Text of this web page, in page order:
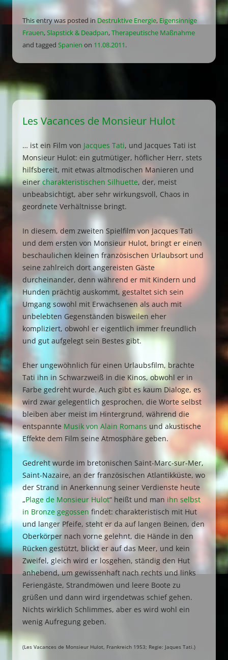
This entry was posted inDestruktive Energie, Eigensinnige
Frauen,Slapstick & Deadpan,Therapeutische Maßnahme
and tagged Spanien on 11.08.2011.
Les Vacances de Monsieur Hulot
… ist ein Film von Jacques Tati, und Jacques Tati ist
Monsieur Hulot: ein gutmütiger, höflicher Herr, stets
hilfsbereit, mit etwas altmodischen Manieren und
einercharakteristischen Silhuette, der, meist
unbeabsichtigt, aber sehr wirkungsvoll, Chaos in
geordnete Verhältnisse bringt.
In diesem, dem zweiten Spielfilm von Jacques Tati
und dem ersten von Monsieur Hulot, bringt er einen
beschaulichen kleinen französischen Urlaubsort und
seine zahlreich dort angereisten Gäste
durcheinander, denn während er mit Kindern und
Hunden prächtig auskommt, gestaltet sich sein
Umgang sowohl mit Erwachsenen als auch mit
unbelebten Gegenständen bisweilen eher
kompliziert, obwohl er eigentlich immer freundlich
und gut aufgelegt sein Bestes gibt.
Eher ungewöhnlich für einen Urlaubsfilm, brachte
Tati ihn in Schwarzweiß in die Kinos, obwohl er in
Farbe gedreht wurde. Auch gibt es kaum Dialoge, es
wird zwar gelegentlich gesprochen, die Worte selbst
bleiben aber meist im Hintergrund, während die
entspannte Musik von Alain Romans und akustische
Effekte dem Film seine Atmosphäre geben.
Gedreht wurde im bretonischen Saint-Marc-sur-Mer,
Saint-Nazaire, an der französischen Atlantikküste, wo
der Strand in Anerkennung seiner Verdienste heute
„Plage de Monsieur Hulot“ heißt und man ihn selbst
in Bronze gegossen findet: charakteristisch mit Hut
und langer Pfeife, steht er da auf langen Beinen, den
Oberkörper nach vorne gelehnt, die Hände in den
Rücken gestützt, blickt er auf das Meer, und kein
Zweifel, gleich wird er losgehen, ständig den Hut
anhebend, um gewissenhaft nach rechts und links
Feriengäste, Strandmöwen und leere Boote zu
grüßen und dann wird irgendetwas schief gehen.
Nichts wirklich Schlimmes, aber es wird wohl ein
wenig Aufregung geben.
(Les Vacances de Monsieur Hulot, Frankreich 1953; Regie: Jaques Tati.)